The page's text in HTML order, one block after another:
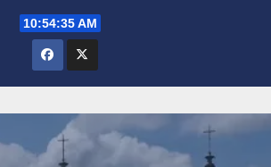
10:54:36 AM